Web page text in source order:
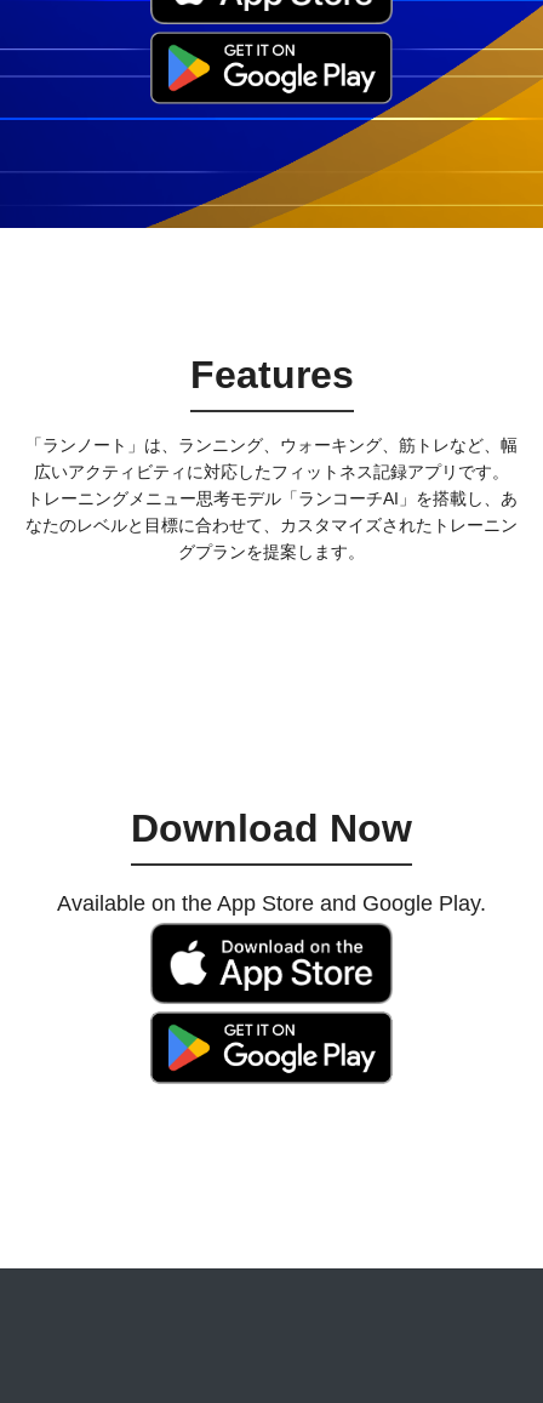
Features
「ランノート」は、ランニング、ウォーキング、筋トレなど、幅
広いアクティビティに対応したフィットネス記録アプリです。
トレーニングメニュー思考モデル「ランコーチAI」を搭載し、あ
なたのレベルと目標に合わせて、カスタマイズされたトレーニン
グプランを提案します。
Download Now
Available on the App Store and Google Play.